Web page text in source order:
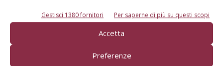
Gestisci 1380 fornitori Per saperne di più su questi scopi
Accetta
Preferenze
scaldare l’aria; sono talora accoppiati ad azioni di
rimescolamento tramite il passaggio continuo con
se ne conoscono pienamente gli effetti e i livelli di